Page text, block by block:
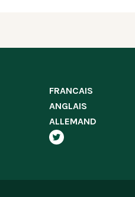
FRANCAIS
ANGLAIS
ALLEMAND